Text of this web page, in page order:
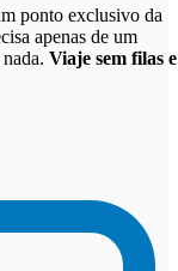
ponto exclusivo da
apenas de um
Viaje sem filas e